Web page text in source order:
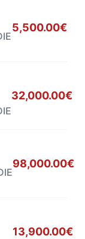
5,500.00€
32,000.00€
98,000.00€
13,900.00€